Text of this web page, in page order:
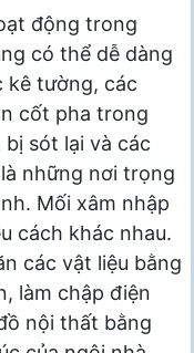
động trong
có thể dễ dàng
kê tường, các
cốt pha trong
sót lại và các
những nơi trọng
Mối xâm nhập
cách khác nhau.
các vật liệu bằng
làm chập điện
nội thất bằng